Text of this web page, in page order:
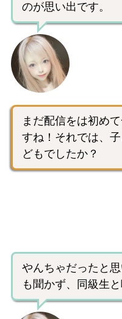
のが思い出です。
まだ配信をは初め
すね！それでは、
どもでしたか？
やんちゃだったと
も聞かず、同級生